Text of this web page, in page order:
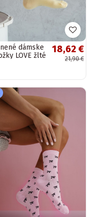
dámske
LOVE žlté
18,62 €
21,90 €